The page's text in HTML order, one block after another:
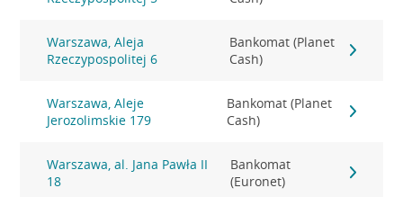
Warszawa, Aleja
Rzeczypospolitej 6
Bankomat (Planet
Cash)
Warszawa, Aleje
Jerozolimskie 179
Bankomat (Planet
Cash)
Warszawa, al. Jana Pawła II
18
Bankomat
(Euronet)